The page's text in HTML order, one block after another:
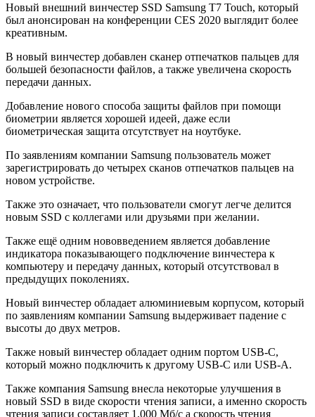
Новый внешний винчестер SSD Samsung T7 Touch, который
был анонсирован на конференции CES 2020 выглядит более
креативным.
В новый винчестер добавлен сканер отпечатков пальцев для
большей безопасности файлов, а также увеличена скорость
передачи данных.
Добавление нового способа защиты файлов при помощи
биометрии является хорошей идеей, даже если
биометрическая защита отсутствует на ноутбуке.
По заявлениям компании Samsung пользователь может
зарегистрировать до четырех сканов отпечатков пальцев на
новом устройстве.
Также это означает, что пользователи смогут легче делится
новым SSD с коллегами или друзьями при желании.
Также ещё одним нововведением является добавление
индикатора показывающего подключение винчестера к
компьютеру и передачу данных, который отсутствовал в
предыдущих поколениях.
Новый винчестер обладает алюминиевым корпусом, который
по заявлениям компании Samsung выдерживает падение с
высоты до двух метров.
Также новый винчестер обладает одним портом USB-C,
который можно подключить к другому USB-C или USB-A.
Также компания Samsung внесла некоторые улучшения в
новый SSD в виде скорости чтения записи, а именно скорость
чтения записи составляет 1,000 Мб/с а скорость чтения